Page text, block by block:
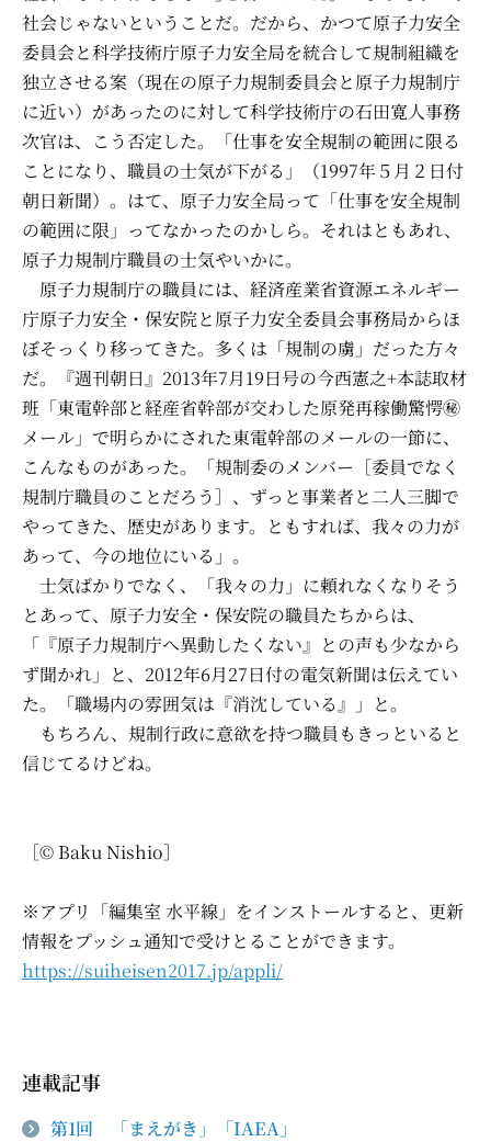
社会じゃないということだ。だから、かつて原子力安全
委員会と科学技術庁原子力安全局を統合して規制組織を
独立させる案（現在の原子力規制委員会と原子力規制庁
に近い）があったのに対して科学技術庁の石田寛人事務
次官は、こう否定した。「仕事を安全規制の範囲に限る
ことになり、職員の士気が下がる」（1997年５月２日付
朝日新聞）。はて、原子力安全局って「仕事を安全規制
の範囲に限」ってなかったのかしら。それはともあれ、
原子力規制庁職員の士気やいかに。
原子力規制庁の職員には、経済産業省資源エネルギー
庁原子力安全・保安院と原子力安全委員会事務局からほ
ぼそっくり移ってきた。多くは「規制の虜」だった方々
だ。『週刊朝日』2013年7月19日号の今西憲之+本誌取材
班「東電幹部と経産省幹部が交わした原発再稼働驚愕㊙
メール」で明らかにされた東電幹部のメールの一節に、
こんなものがあった。「規制委のメンバー［委員でなく
規制庁職員のことだろう］、ずっと事業者と二人三脚で
やってきた、歴史があります。ともすれば、我々の力が
あって、今の地位にいる」。
士気ばかりでなく、「我々の力」に頼れなくなりそう
とあって、原子力安全・保安院の職員たちからは、
「『原子力規制庁へ異動したくない』との声も少なから
ず聞かれ」と、2012年6月27日付の電気新聞は伝えてい
た。「職場内の雰囲気は『消沈している』」と。
もちろん、規制行政に意欲を持つ職員もきっといると
信じてるけどね。
［© Baku Nishio］
※アプリ「編集室 水平線」をインストールすると、更新
情報をプッシュ通知で受けとることができます。
https://suiheisen2017.jp/appli/
連載記事
第1回 「まえがき」「IAEA」